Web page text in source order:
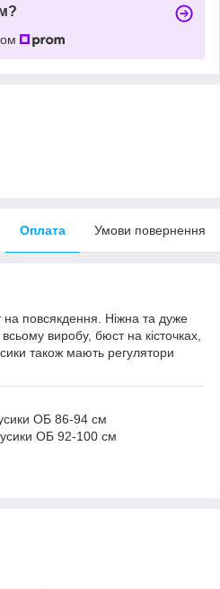
Оплата Умови повернення
повсякдення. Ніжна та дуже
виробу, бюст на кісточках,
також мають регулятори
ОБ 86-94 см
ОБ 92-100 см